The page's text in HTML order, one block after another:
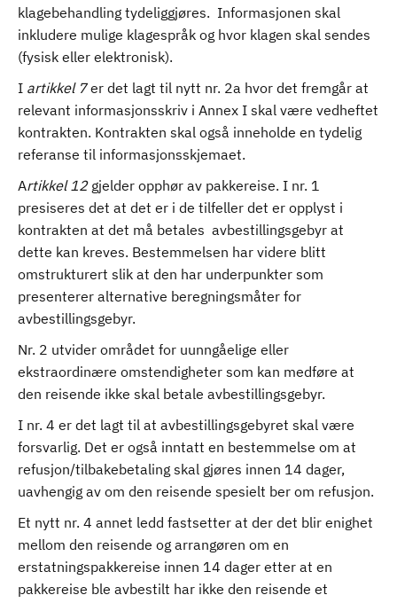
klagebehandling tydeliggjøres. Informasjonen skal
inkludere mulige klagespråk og hvor klagen skal sendes
(fysisk eller elektronisk).
I artikkel 7er det lagt til nytt nr. 2a hvor det fremgår at
relevant informasjonsskriv i Annex I skal være vedheftet
kontrakten. Kontrakten skal også inneholde en tydelig
referanse til informasjonsskjemaet.
Artikkel 12gjelder opphør av pakkereise. I nr. 1
presiseres det at det er i de tilfeller det er opplyst i
kontrakten at det må betales avbestillingsgebyr at
dette kan kreves. Bestemmelsen har videre blitt
omstrukturert slik at den har underpunkter som
presenterer alternative beregningsmåter for
avbestillingsgebyr.
Nr. 2 utvider området for uunngåelige eller
ekstraordinære omstendigheter som kan medføre at
den reisende ikke skal betale avbestillingsgebyr.
I nr. 4 er det lagt til at avbestillingsgebyret skal være
forsvarlig. Det er også inntatt en bestemmelse om at
refusjon/tilbakebetaling skal gjøres innen 14 dager,
uavhengig av om den reisende spesielt ber om refusjon.
Et nytt nr. 4 annet ledd fastsetter at der det blir enighet
mellom den reisende og arrangøren om en
erstatningspakkereise innen 14 dager etter at en
pakkereise ble avbestilt har ikke den reisende et